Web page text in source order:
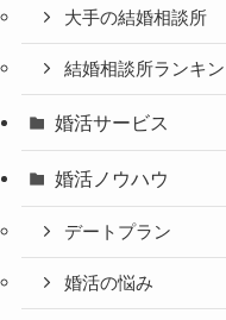
大手の結婚相談所
結婚相談所ランキ
婚活サービス
婚活ノウハウ
デートプラン
婚活の悩み